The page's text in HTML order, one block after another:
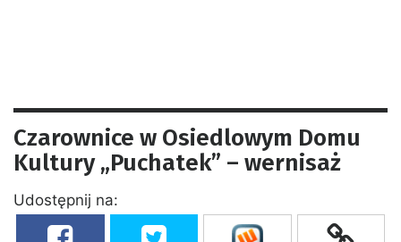
Czarownice w Osiedlowym Domu
Kultury „Puchatek” – wernisaż
Udostępnij na: